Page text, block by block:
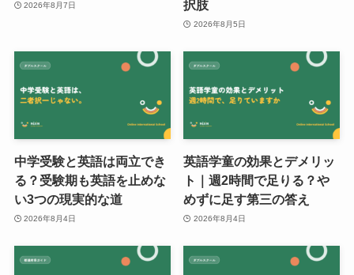
2026年8月7日
択肢
2026年8月5日
中学受験と英語は両立でき
る？受験期も英語を止めな
い3つの現実的な道
2026年8月4日
英語学童の効果とデメリッ
ト｜週2時間で足りる？や
めずに足す第三の答え
2026年8月4日